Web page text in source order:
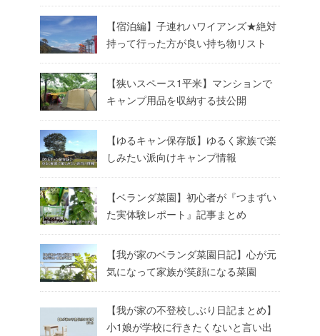
【宿泊編】子連れハワイアンズ★絶対
持って行った方が良い持ち物リスト
【狭いスペース1平米】マンションで
キャンプ用品を収納する技公開
【ゆるキャン保存版】ゆるく家族で楽
しみたい派向けキャンプ情報
【ベランダ菜園】初心者が『つまずい
た実体験レポート』記事まとめ
【我が家のベランダ菜園日記】心が元
気になって家族が笑顔になる菜園
【我が家の不登校しぶり日記まとめ】
小1娘が学校に行きたくないと言い出